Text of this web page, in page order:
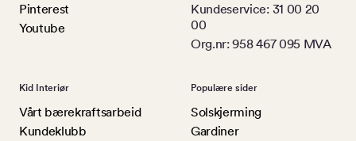
Pinterest
Youtube
Kundeservice: 31 00 20
00
Org.nr: 958 467 095 MVA
Kid Interiør
Vårt bærekraftsarbeid
Kundeklubb
Populære sider
Solskjerming
Gardiner